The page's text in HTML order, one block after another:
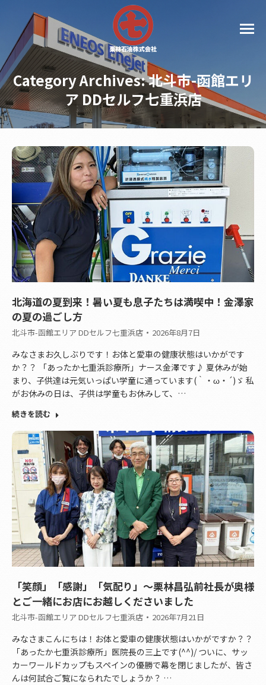
Category Archives:北斗市-函館エリ
ア DDセルフ七重浜店
北海道の夏到来！暑い夏も息子たちは満喫中！金澤家
の夏の過ごし方
北斗市-函館エリア DDセルフ七重浜店 2026年8月7日
みなさまお久しぶりです！お体と愛車の健康状態はいかがです
か？？ 「あったか七重浜診療所」ナース金澤です♪ 夏休みが始
まり、子供達は元気いっぱい学童に通っています(｀・ω・´)ゞ 私
がお休みの日は、子供は学童もお休みして、…
続きを読む
「笑顔」「感謝」「気配り」～栗林昌弘前社長が奥様
とご一緒にお店にお越しくださいました
北斗市-函館エリア DDセルフ七重浜店 2026年7月21日
みなさまこんにちは！お体と愛車の健康状態はいかがですか？？
「あったか七重浜診療所」医院長の三上です(^^)/ ついに、サッ
カーワールドカップもスペインの優勝で幕を閉じましたが、皆さ
んは何試合ご覧になられたでしょうか？ …